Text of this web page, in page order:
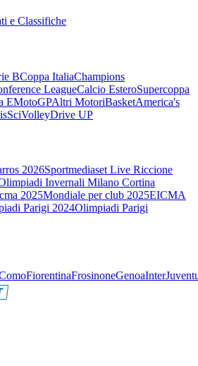
e Classifiche
BCoppa ItaliaChampions
LeagueCalcio EsteroSupercoppa
EMotoGPAltri MotoriBasketAmerica's
SciVolleyDrive UP
2026Sportmediaset Live Riccione
Invernali Milano Cortina
2025Mondiale per club 2025EICMA
Parigi 2024Olimpiadi Parigi
FiorentinaFrosinoneGenoaInter